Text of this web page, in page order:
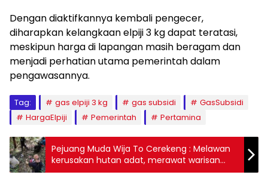
Dengan diaktifkannya kembali pengecer,
diharapkan kelangkaan elpiji 3 kg dapat teratasi,
meskipun harga di lapangan masih beragam dan
menjadi perhatian utama pemerintah dalam
pengawasannya.
Tag: gas elpiji 3 kg gas subsidi
GasSubsidi
HargaElpiji
Pemerintah Pertamina
Pejuang Muda Wija To Cerekeng : Melawan
kerusakan hutan adat, merawat warisan
leluhur